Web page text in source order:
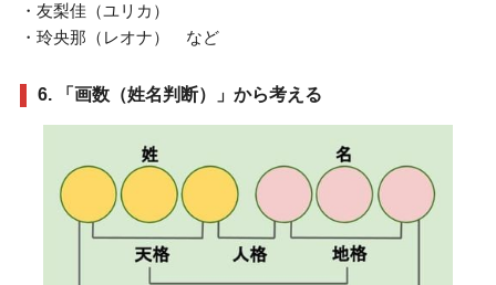
・友梨佳（ユリカ）
・玲央那（レオナ） など
6. 「画数（姓名判断）」から考える